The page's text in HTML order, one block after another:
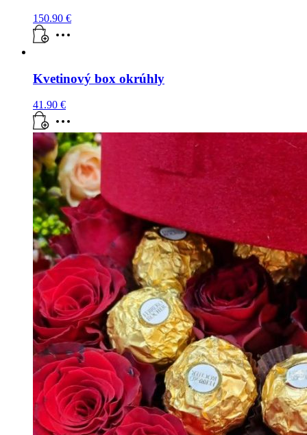
150.90 €
Kvetinový box okrúhly
41.90 €